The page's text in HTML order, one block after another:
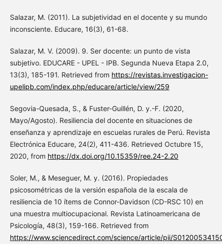
Salazar, M. (2011). La subjetividad en el docente y su mundo
inconsciente. Educare, 16(3), 61-68.
Salazar, M. V. (2009). 9. Ser docente: un punto de vista
subjetivo. EDUCARE - UPEL - IPB. Segunda Nueva Etapa 2.0,
13(3), 185-191. Retrieved from https://revistas.investigacion-
upelipb.com/index.php/educare/article/view/259
Segovia-Quesada, S., & Fuster-Guillén, D. y.-F. (2020,
Mayo/Agosto). Resiliencia del docente en situaciones de
enseñanza y aprendizaje en escuelas rurales de Perú. Revista
Electrónica Educare, 24(2), 411-436. Retrieved Octubre 15,
2020, from https://dx.doi.org/10.15359/ree.24-2.20
Soler, M., & Meseguer, M. y. (2016). Propiedades
psicosométricas de la versión española de la escala de
resiliencia de 10 ítems de Connor-Davidson (CD-RSC 10) en
una muestra multiocupacional. Revista Latinoamericana de
Psicología, 48(3), 159-166. Retrieved from
https://www.sciencedirect.com/science/article/pii/